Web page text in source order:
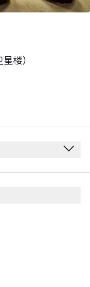
楼）
00:00 - 23:59